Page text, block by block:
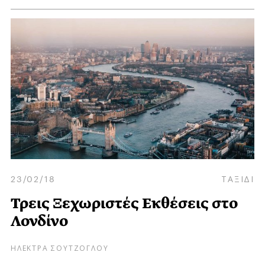
23/02/18 ΤΑΞΙΔΙ
Τρεις Ξεχωριστές Εκθέσεις στο
Λονδίνο
ΗΛΕΚΤΡΑ ΣΟΥΤΖΟΓΛΟΥ